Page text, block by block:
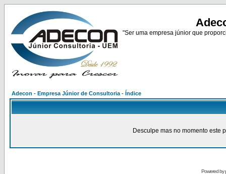
"Ser uma empresa júnior que
Adecon - Empresa Júnior de Consultoria - Índice
Desculpe mas no momento este
Powered by